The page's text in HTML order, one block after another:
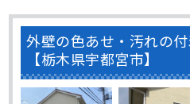
外壁の色あせ・汚れの
【栃木県宇都宮市】